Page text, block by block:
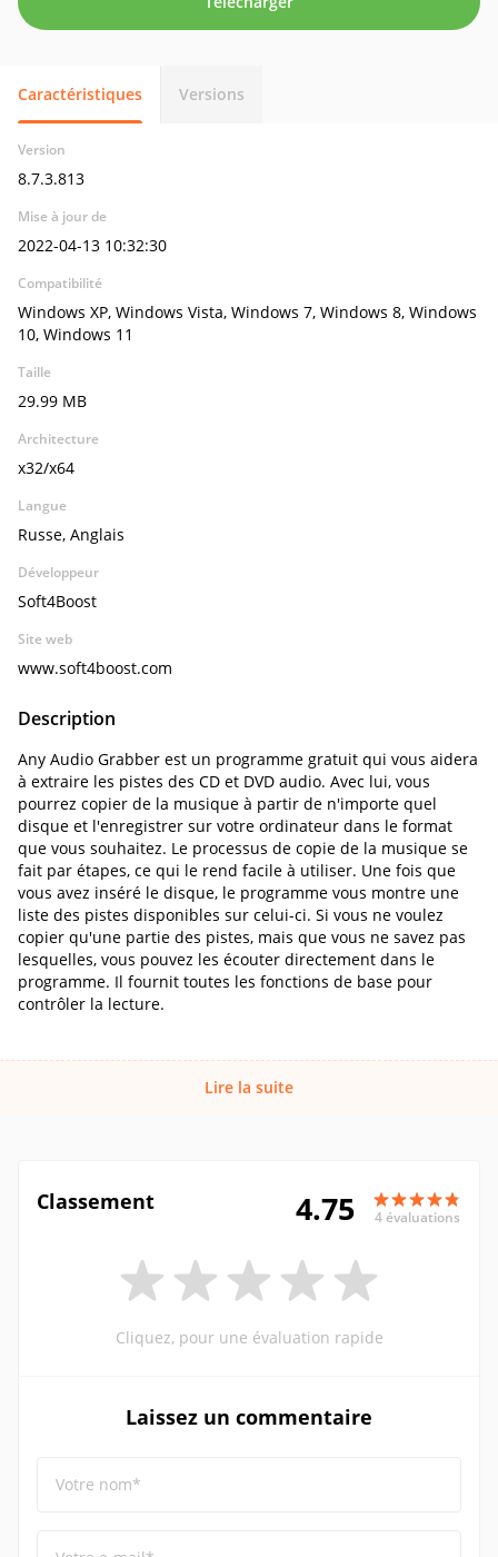
Caractéristiques Versions
Version
8.7.3.813
Mise à jour de
2022-04-13 10:32:30
Compatibilité
Windows XP, Windows Vista, Windows 7, Windows 8, Windows
10, Windows 11
Taille
29.99 MB
Architecture
x32/x64
Langue
Russe, Anglais
Développeur
Soft4Boost
Site web
www.soft4boost.com
Description
Any Audio Grabber est un programme gratuit qui vous aidera
à extraire les pistes des CD et DVD audio. Avec lui, vous
pourrez copier de la musique à partir de n'importe quel
disque et l'enregistrer sur votre ordinateur dans le format
que vous souhaitez. Le processus de copie de la musique se
fait par étapes, ce qui le rend facile à utiliser. Une fois que
vous avez inséré le disque, le programme vous montre une
liste des pistes disponibles sur celui-ci. Si vous ne voulez
copier qu'une partie des pistes, mais que vous ne savez pas
lesquelles, vous pouvez les écouter directement dans le
programme. Il fournit toutes les fonctions de base pour
contrôler la lecture.
Lire la suite
Classement 4.75 4 évaluations
Cliquez, pour une évaluation rapide
Laissez un commentaire
Votre nom*